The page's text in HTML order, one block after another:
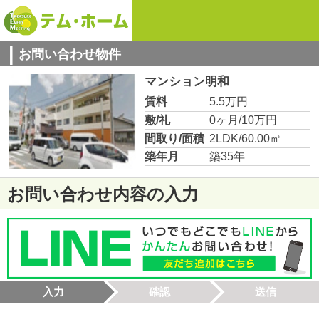
お問い合わせ物件
マンション明和
賃料
5.5万円
敷/礼
0ヶ月/10万円
間取り/面積 2LDK/60.00㎡
築年月
築35年
お問い合わせ内容の入力
入力 確認 送信